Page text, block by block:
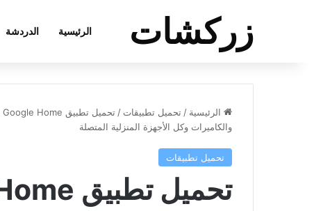
زركشات الرئيسية الدردشة
الرئيسية / تحميل تطبيقات /
والكاميرات وكل الأجهزة المنزلية المتصلة
تحميل تطبيقات